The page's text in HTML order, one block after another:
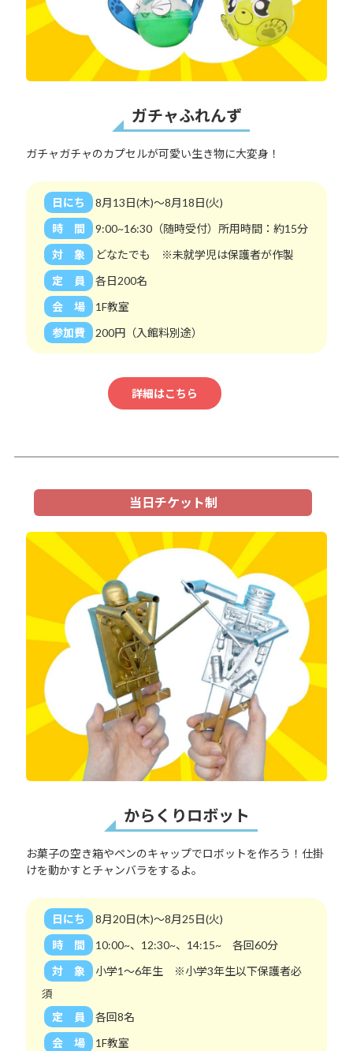
ガチャふれんず
ガチャガチャのカプセルが可愛い生き物に大変身！
日にち
8月13日(木)～8月18日(火)
時 間
9:00~16:30（随時受付）所用時間：約15分
対 象
どなたでも ※未就学児は保護者が作製
定 員
各日200名
会 場
1F教室
参加費
200円（入館料別途）
詳細はこちら
当日チケット制
からくりロボット
お菓子の空き箱やペンのキャップでロボットを作ろう！仕掛
けを動かすとチャンバラをするよ。
日にち
8月20日(木)～8月25日(火)
時 間
10:00~、12:30~、14:15~ 各回60分
対 象
小学1～6年生 ※小学3年生以下保護者必
須
定 員
各回8名
会 場
1F教室